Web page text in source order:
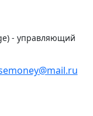
- управляющий